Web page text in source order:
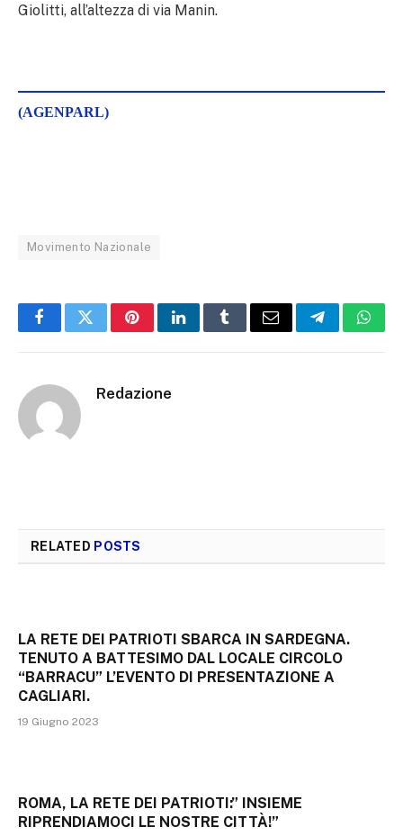
Giolitti, all’altezza di via Manin.
(AGENPARL)
Movimento Nazionale
FacebookTwitterPinterestLinkedInTumblrEmail Telegram
Redazione
RELATED POSTS
LA RETE DEI PATRIOTI SBARCA IN SARDEGNA.
TENUTO A BATTESIMO DAL LOCALE CIRCOLO
“BARRACU” L’EVENTO DI PRESENTAZIONE A
CAGLIARI.
19 Giugno 2023
ROMA, LA RETE DEI PATRIOTI:” INSIEME
RIPRENDIAMOCI LE NOSTRE CITTÀ!”